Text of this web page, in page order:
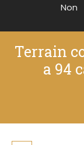
Non
Terrain
a 94